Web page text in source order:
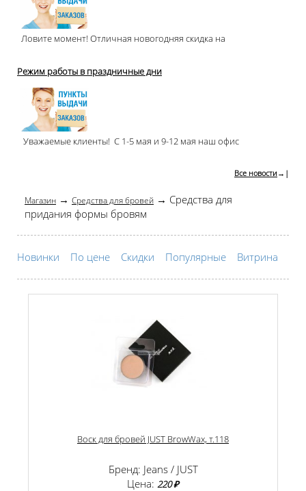
Ловите момент! Отличная новогодняя скидка на
Режим работы в праздничные дни
Уважаемые клиенты! С 1-5 мая и 9-12 мая наш офис
Все новости →|
Магазин → Средства для бровей → Средства для
придания формы бровям
Новинки По цене Скидки Популярные Витрина
Воск для бровей JUST BrowWax, т.118
Бренд: Jeans / JUST
Цена: 220 ₽